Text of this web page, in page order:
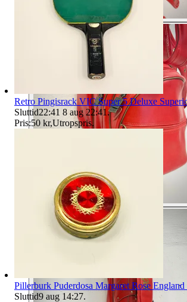
Retro Pingisrack VIC Super 5 Deluxe
Sluttid22:41 8 aug 22:41 .
Pris:50 kr,Utropspris.
Pillerburk Puderdosa Margaret Rose
Sluttid9 aug 14:27.